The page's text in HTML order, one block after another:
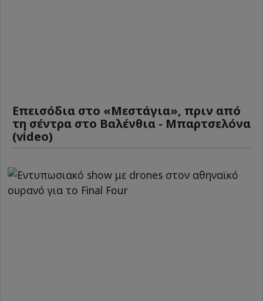
Επεισόδια στο «Μεστάγια», πριν από
τη σέντρα στο Βαλένθια - Μπαρτσελόνα
(video)